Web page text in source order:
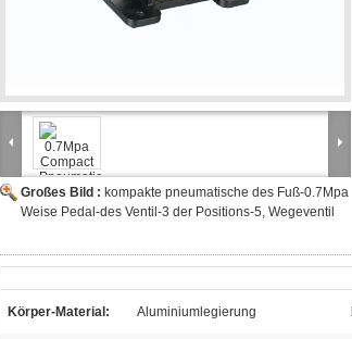
Großes Bild : kompakte pneumatische des Fuß-0.7Mpa
Weise Pedal-des Ventil-3 der Positions-5, Wegeventil
Körper-Material: Aluminiumlegierung